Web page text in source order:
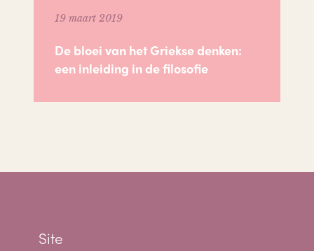
19 maart 2019
De bloei van het Griekse denken:
een inleiding in de filosofie
Site